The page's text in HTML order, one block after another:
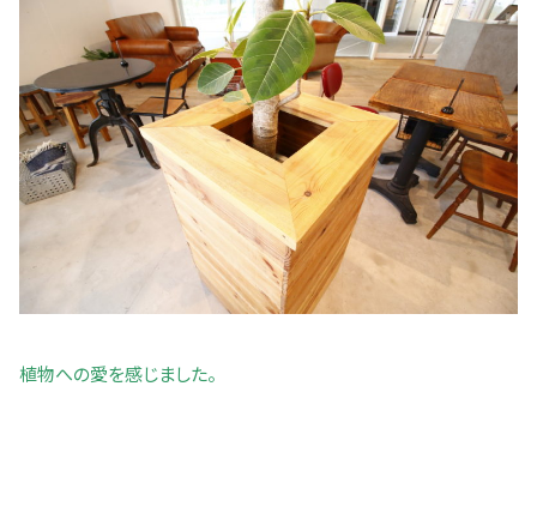
植物への愛を感じました。